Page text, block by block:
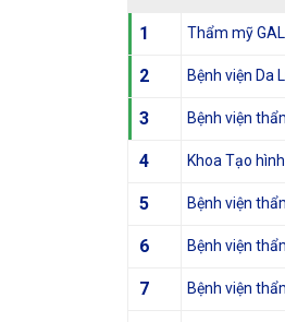
1 Thẩm mỹ
2 Bệnh viện Da
3 Bệnh viện
4 Khoa Tạo
5 Bệnh viện
6 Bệnh viện
7 Bệnh viện